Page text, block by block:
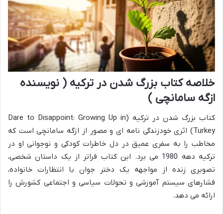
خلاصه کتاب بزرگ شدن در ترکیه ( نویسنده
ازگه سامانچی )
کتاب بزرگ شدن در ترکیه (Dare to Disappoint: Growing Up in
Turkey) اثری خودزندگی نامه ای و مصور از ازگه سامانچی است که
مخاطب را به سفری عمیق در دل خاطرات کودکی و نوجوانی او در
ترکیه دهه 1980 می برد. این کتاب فراتر از یک داستان شخصی،
تصویری زنده از مواجهه یک دختر جوان با انتظارات خانواده،
فشارهای سیستم آموزشی و تحولات سیاسی و اجتماعی کشورش را
ارائه می دهد.